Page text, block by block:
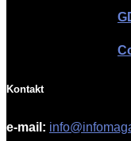
Kontakt
e-mail: